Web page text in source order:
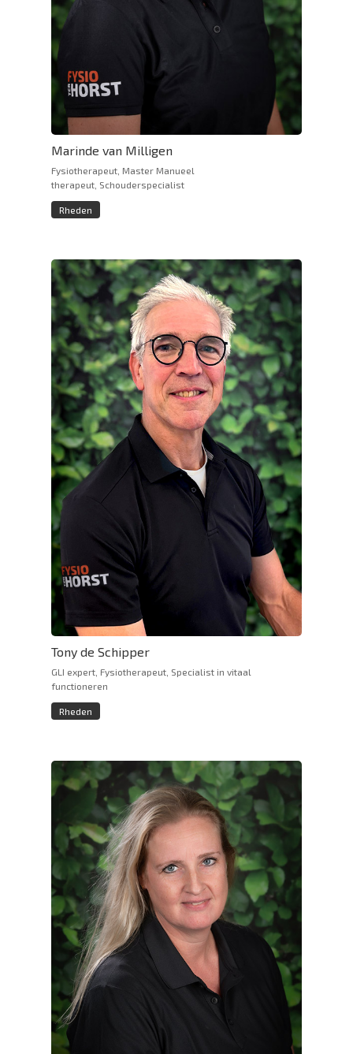
Marinde van Milligen
Fysiotherapeut, Master Manueel
therapeut, Schouderspecialist
Rheden
Tony de Schipper
GLI expert, Fysiotherapeut, Specialist in vitaal
functioneren
Rheden